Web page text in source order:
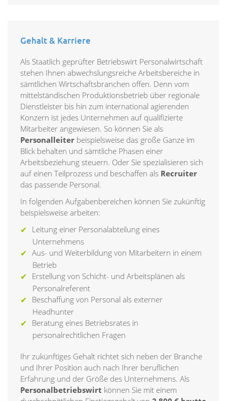
Gehalt & Karriere
Als Staatlich geprüfter Betriebswirt Personalwirtschaft
stehen Ihnen abwechslungsreiche Arbeitsbereiche in
sämtlichen Wirtschaftsbranchen offen. Denn vom
mittelständischen Produktionsbetrieb über regionale
Dienstleister bis hin zum international agierenden
Konzern ist jedes Unternehmen auf qualifizierte
Mitarbeiter angewiesen. So können Sie als
Personalleiter beispielsweise das große Ganze im
Blick behalten und sämtliche Phasen einer
Arbeitsbeziehung steuern. Oder Sie spezialisieren sich
auf einen Teilprozess und beschaffen als Recruiter
das passende Personal.
In folgenden Aufgabenbereichen können Sie zukünftig
beispielsweise arbeiten:
Leitung einer Personalabteilung eines
Unternehmens
Aus- und Weiterbildung von Mitarbeitern in einem
Betrieb
Erstellung von Schicht- und Arbeitsplänen als
Personalreferent
Beschaffung von Personal als externer
Headhunter
Beratung eines Betriebsrates in
personalrechtlichen Fragen
Ihr zukünftiges Gehalt richtet sich neben der Branche
und Ihrer Position auch nach Ihrer beruflichen
Erfahrung und der Größe des Unternehmens. Als
Personalbetriebswirt können Sie mit einem